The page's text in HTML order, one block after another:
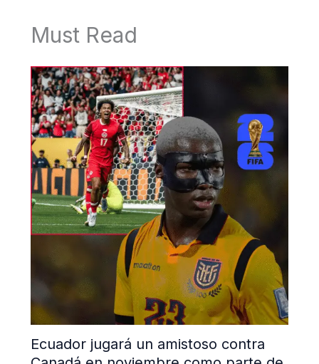
Must Read
Ecuador jugará un amistoso contra